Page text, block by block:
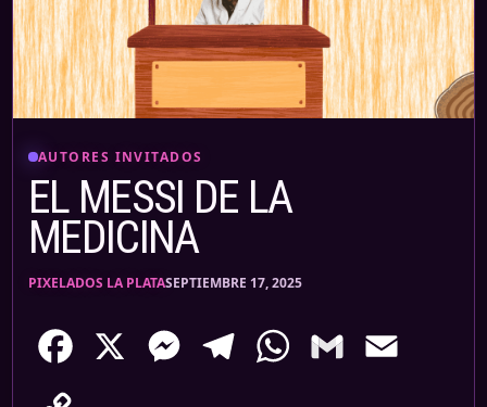
AUTORES INVITADOS
EL MESSI DE LA
MEDICINA
PIXELADOS LA PLATASEPTIEMBRE 17, 2025
Facebook MessengerTelegramWhatsAppGmail